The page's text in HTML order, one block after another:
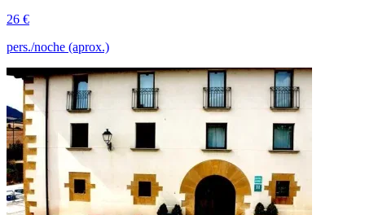
26 €
pers./noche (aprox.)